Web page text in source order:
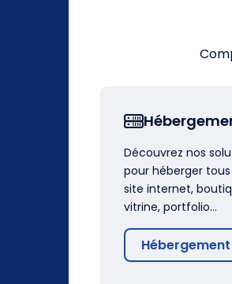
Découvrez nos
pour héberger
site internet,
vitrine, portfolio…